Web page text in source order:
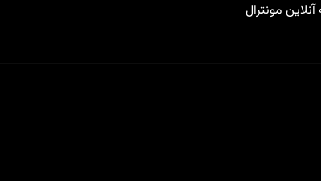
مونترال